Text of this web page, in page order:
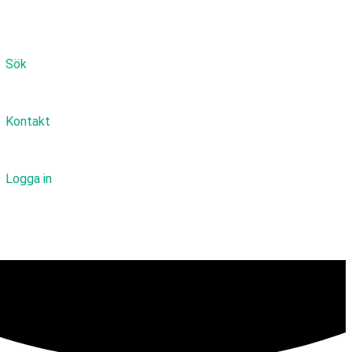
Sök
Kontakt
Logga in